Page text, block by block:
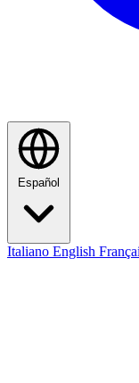
Español
Italiano English